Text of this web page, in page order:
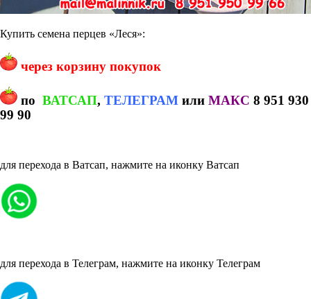
Купить семена перцев «Леся»:
через корзину покупок
по ВАТСАП, ТЕЛЕГРАМ или МАКС 8 951 930
99 90
для перехода в Ватсап, нажмите на иконку Ватсап
для перехода в Телеграм, нажмите на иконку Телеграм